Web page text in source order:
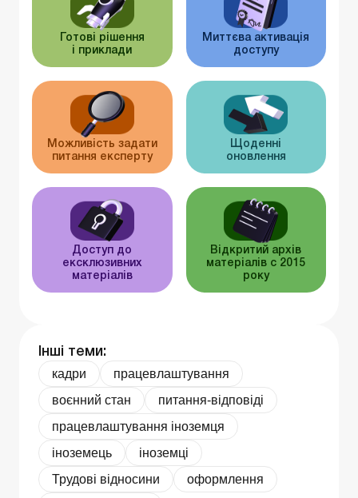
Готові рішення
і приклади
Миттєва активація
доступу
Можливість задати
питання експерту
Щоденні
оновлення
Доступ до
ексклюзивних
матеріалів
Відкритий архів
матеріалів c 2015
року
Інші теми:
кадри
працевлаштування
воєнний стан
питання-відповіді
працевлаштування іноземця
іноземець
іноземці
Трудові відносини
оформлення